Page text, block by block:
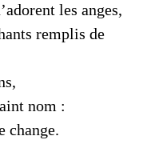
les anges,
remplis de
nom :
change.